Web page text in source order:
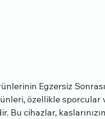
Egzersiz
özellikle
Bu cihazlar,